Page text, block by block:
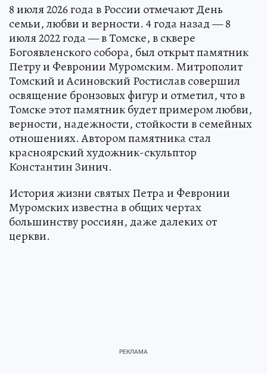
8 июля 2026 года в России отмечают День
семьи, любви и верности. 4 года назад — 8
июля 2022 года — в Томске, в сквере
Богоявленского собора, был открыт памятник
Петру и Февронии Муромским. Митрополит
Томский и Асиновский Ростислав совершил
освящение бронзовых фигур и отметил, что в
Томске этот памятник будет примером любви,
верности, надежности, стойкости в семейных
отношениях. Автором памятника стал
красноярский художник-скульптор
Константин Зинич.
История жизни святых Петра и Февронии
Муромских известна в общих чертах
большинству россиян, даже далеких от
церкви.